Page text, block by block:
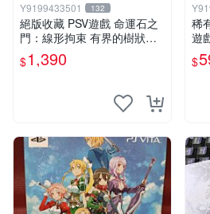
Y9199433501 132
絕版收藏 PSV遊戲 命運石之
門：線形拘束 有界的樹狀圖
日版 VLJM-30061
$1,390
稀
遊
$